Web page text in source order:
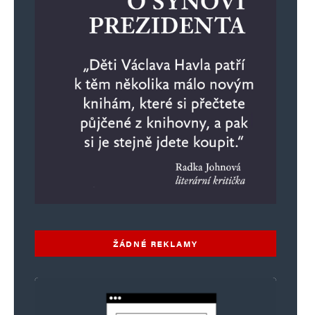
Uložit do prohlížeče jméno, e-mail a webovou stránku pro budoucí
Informujte mě o nových komentářích e-mailem.
Informujte mě o nových příspěvcích e-mailem.
Alternative:
ŽÁDNÉ REKLAMY